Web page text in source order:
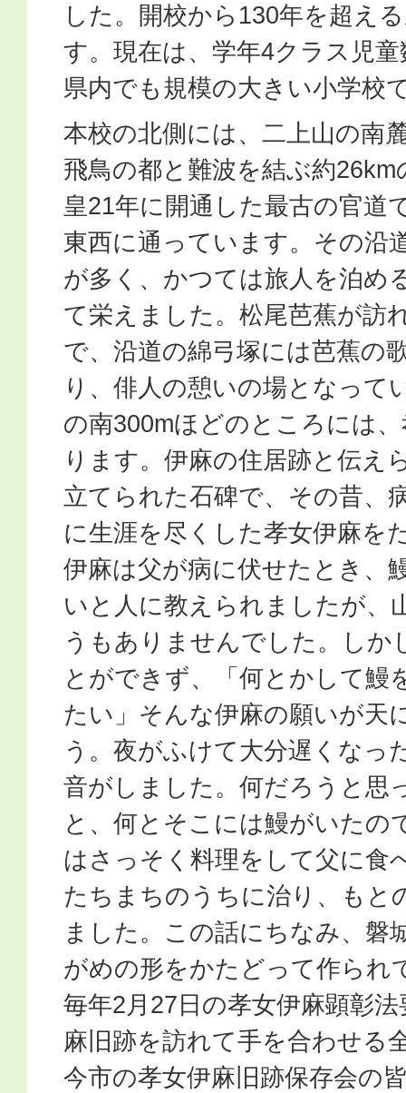
した。開校から130年を超え
す。現在は、学年4クラス児
県内でも規模の大きい小学校
本校の北側には、二上山の南
飛鳥の都と難波を結ぶ約26km
皇21年に開通した最古の官道
東西に通っています。その沿
が多く、かつては旅人を泊め
て栄えました。松尾芭蕉が訪
で、沿道の綿弓塚には芭蕉の
り、俳人の憩いの場となって
の南300mほどのところには
ります。伊麻の住居跡と伝え
立てられた石碑で、その昔、
に生涯を尽くした孝女伊麻を
伊麻は父が病に伏せたとき、
いと人に教えられましたが、
うもありませんでした。しか
とができず、「何とかして鰻
たい」そんな伊麻の願いが天
う。夜がふけて大分遅くなっ
音がしました。何だろうと思
と、何とそこには鰻がいたの
はさっそく料理をして父に食
たちまちのうちに治り、もと
ました。この話にちなみ、磐
がめの形をかたどって作られ
毎年2月27日の孝女伊麻顕彰
麻旧跡を訪れて手を合わせる
今市の孝女伊麻旧跡保存会の